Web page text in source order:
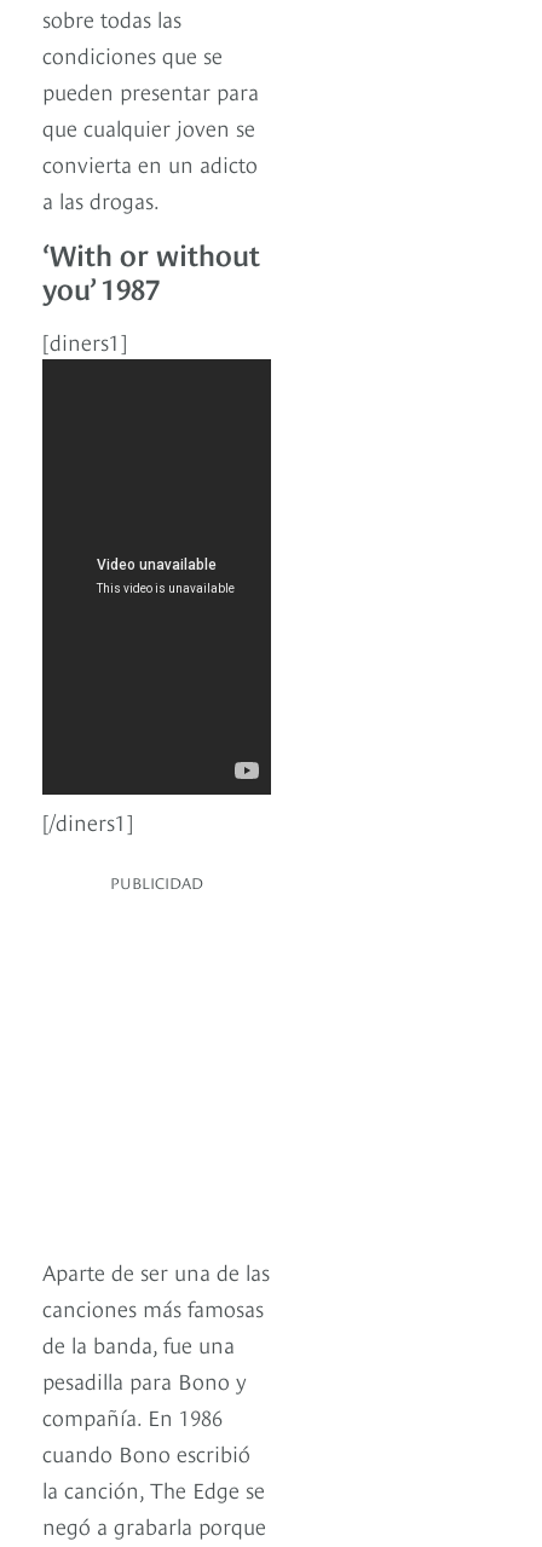
sobre todas las
condiciones que se
pueden presentar para
que cualquier joven se
convierta en un adicto
a las drogas.
‘With or without
you’ 1987
[diners1]
[/diners1]
PUBLICIDAD
Aparte de ser una de las
canciones más famosas
de la banda, fue una
pesadilla para Bono y
compañía. En 1986
cuando Bono escribió
la canción, The Edge se
negó a grabarla porque